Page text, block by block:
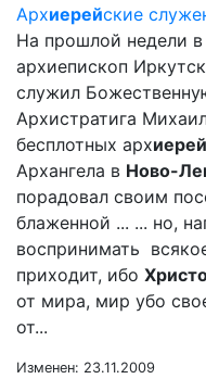
Архиерейские
На прошлой недели в
архиепископ
служил
Архистратига
бесплотных архиерей
Архангела в Ново-
порадовал своим
блаженной ... ... но,
воспринимать
приходит, ибо
от мира, мир убо
от...
Изменен: 23.11.2009